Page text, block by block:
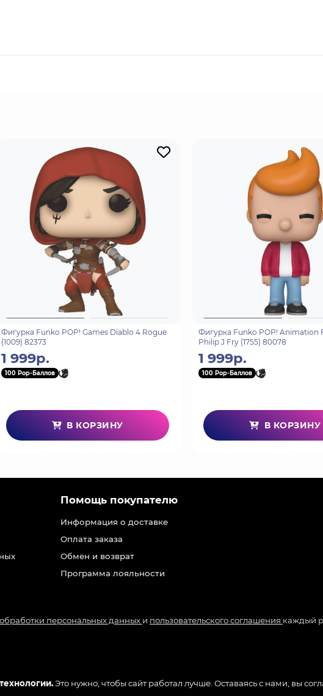
Фигурка Funko POP! Games Diablo 4 Rogue
(1009) 82373
1 999р.
100 Pop-Баллов
В КОРЗИНУ
Фигурка Funko POP! Animation
Philip J Fry (1755) 80078
1 999р.
100 Pop-Баллов
В КОРЗИНУ
Это нужно, чтобы сайт работал лучше. Оставаясь с нами, вы
Помощь покупателю
Информация о доставке
Оплата заказа
Обмен и возврат
Программа лояльности
персональных данных и пользовательского соглашения каждый